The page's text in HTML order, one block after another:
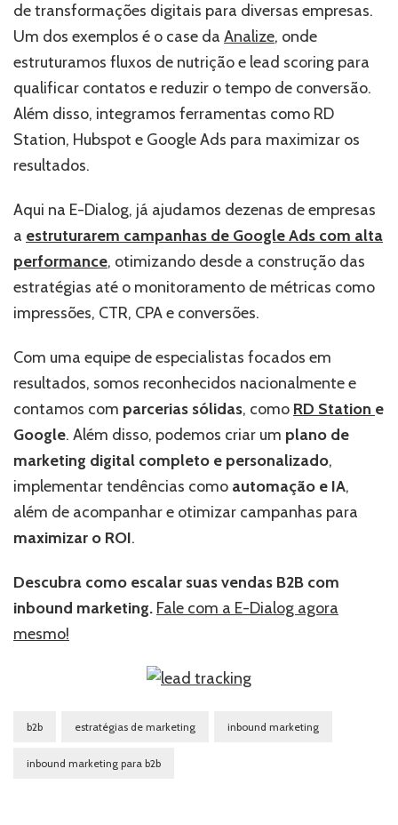
de transformações digitais para diversas empresas.
Um dos exemplos é o case da Analize, onde
estruturamos fluxos de nutrição e lead scoring para
qualificar contatos e reduzir o tempo de conversão.
Além disso, integramos ferramentas como RD
Station, Hubspot e Google Ads para maximizar os
resultados.
Aqui na E-Dialog, já ajudamos dezenas de empresas
a estruturarem campanhas de Google Ads com alta
performance, otimizando desde a construção das
estratégias até o monitoramento de métricas como
impressões, CTR, CPA e conversões.
Com uma equipe de especialistas focados em
resultados, somos reconhecidos nacionalmente e
contamos com parcerias sólidas, como RD Station e
Google. Além disso, podemos criar um plano de
marketing digital completo e personalizado,
implementar tendências como automação e IA,
além de acompanhar e otimizar campanhas para
maximizar o ROI.
Descubra como escalar suas vendas B2B com
inbound marketing. Fale com a E-Dialog agora
mesmo!
b2b estratégias de marketing inbound marketing
inbound marketing para b2b